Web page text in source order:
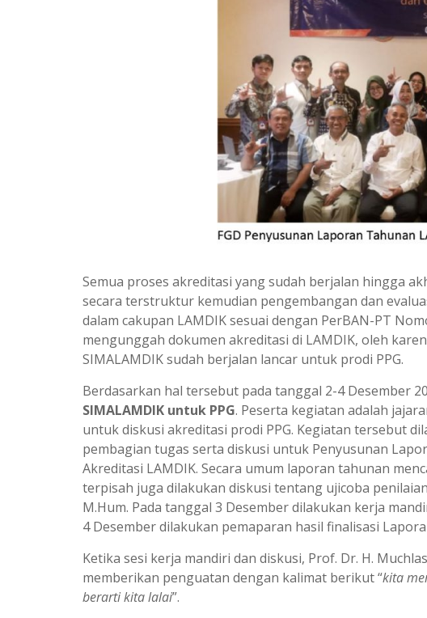
Semua proses akreditasi yang sudah berjalan hingga
secara terstruktur kemudian pengembangan dan
dalam cakupan LAMDIK sesuai dengan PerBAN-PT
mengunggah dokumen akreditasi di LAMDIK, oleh
SIMALAMDIK sudah berjalan lancar untuk prodi PPG.
Berdasarkan hal tersebut pada tanggal 2-4 Desember
SIMALAMDIK untuk PPG. Peserta kegiatan adalah
untuk diskusi akreditasi prodi PPG. Kegiatan tersebut
pembagian tugas serta diskusi untuk Penyusunan
Akreditasi LAMDIK. Secara umum laporan tahunan
terpisah juga dilakukan diskusi tentang ujicoba
M.Hum. Pada tanggal 3 Desember dilakukan kerja
4 Desember dilakukan pemaparan hasil finalisasi
Ketika sesi kerja mandiri dan diskusi, Prof. Dr. H.
memberikan penguatan dengan kalimat berikut “kita
berarti kita lalai”.